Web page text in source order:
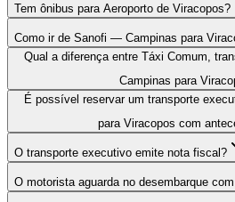
Tem ônibus para Aeroporto de Viracopos?
Como ir de Sanofi — Campinas para
Qual a diferença entre Táxi Comum,
Campinas para
É possível reservar um transporte
para Viracopos com
O transporte executivo emite nota fiscal?
O motorista aguarda no desembarque